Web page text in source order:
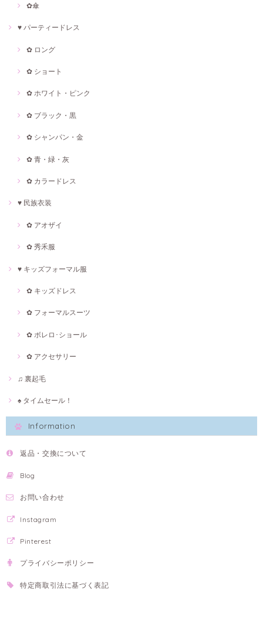
✿傘
♥ パーティードレス
✿ ロング
✿ ショート
✿ ホワイト・ピンク
✿ ブラック・黒
✿ シャンパン・金
✿ 青・緑・灰
✿ カラードレス
♥ 民族衣装
✿ アオザイ
✿ 秀禾服
♥ キッズフォーマル服
✿ キッズドレス
✿ フォーマルスーツ
✿ ボレロ･ショール
✿ アクセサリー
♫ 裏起毛
♠ タイムセール！
Information
返品・交換について
Blog
お問い合わせ
Instagram
Pinterest
プライバシーポリシー
特定商取引法に基づく表記